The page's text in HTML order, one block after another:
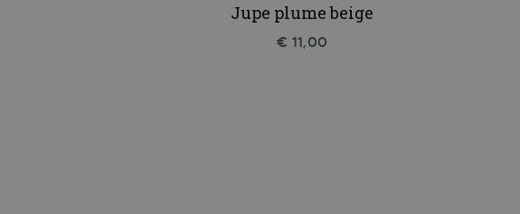
Jupe plume beige
€ 11,00